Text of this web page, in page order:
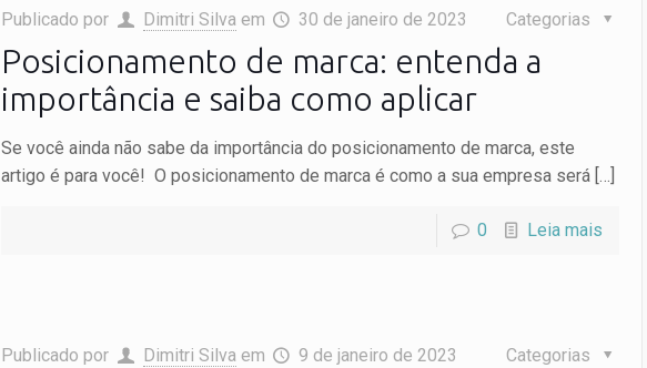
Publicado por Dimitri Silva em 30 de janeiro de 2023 Categorias
Posicionamento de marca: entenda a
importância e saiba como aplicar
Se você ainda não sabe da importância do posicionamento de marca, este
artigo é para você! O posicionamento de marca é como a sua empresa será […]
0 Leia mais
Publicado por Dimitri Silva em 9 de janeiro de 2023 Categorias